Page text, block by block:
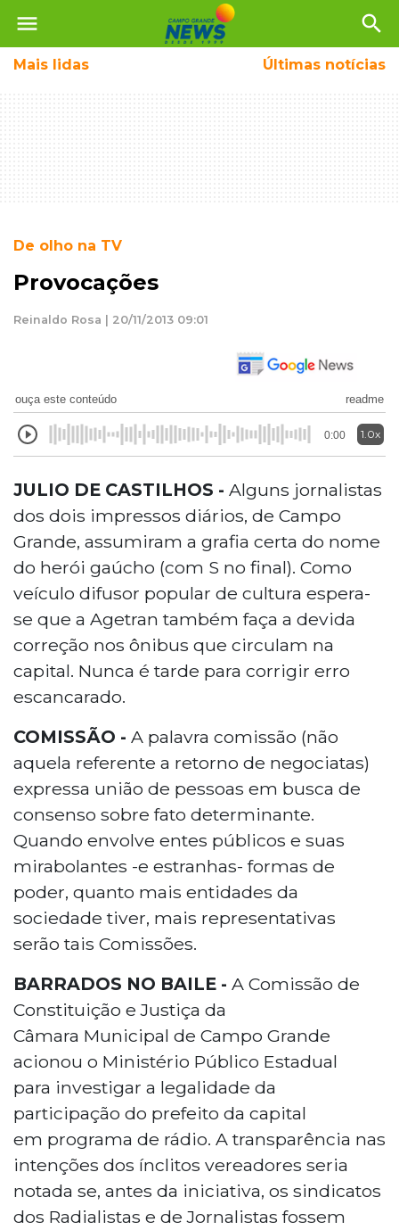
menu search
Mais lidas Últimas notícias
De olho na TV
Provocações
Reinaldo Rosa | 20/11/2013 09:01
ouça este conteúdo readme
0:00 1.0x
JULIO DE CASTILHOS - Alguns jornalistas
dos dois impressos diários, de Campo
Grande, assumiram a grafia certa do nome
do herói gaúcho (com S no final). Como
veículo difusor popular de cultura espera-
se que a Agetran também faça a devida
correção nos ônibus que circulam na
capital. Nunca é tarde para corrigir erro
escancarado.
COMISSÃO - A palavra comissão (não
aquela referente a retorno de negociatas)
expressa união de pessoas em busca de
consenso sobre fato determinante.
Quando envolve entes públicos e suas
mirabolantes -e estranhas- formas de
poder, quanto mais entidades da
sociedade tiver, mais representativas
serão tais Comissões.
BARRADOS NO BAILE - A Comissão de
Constituição e Justiça da
Câmara Municipal de Campo Grande
acionou o Ministério Público Estadual
para investigar a legalidade da
participação do prefeito da capital
em programa de rádio. A transparência nas
intenções dos ínclitos vereadores seria
notada se, antes da iniciativa, os sindicatos
dos Radialistas e de Jornalistas fossem